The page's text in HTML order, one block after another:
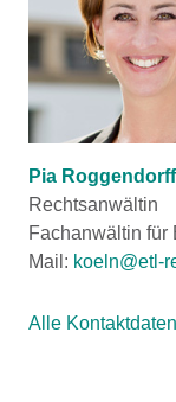
Pia
Rechtsanwältin
Fachanwältin für
Mail: koeln@etl-
Alle Kontaktdaten